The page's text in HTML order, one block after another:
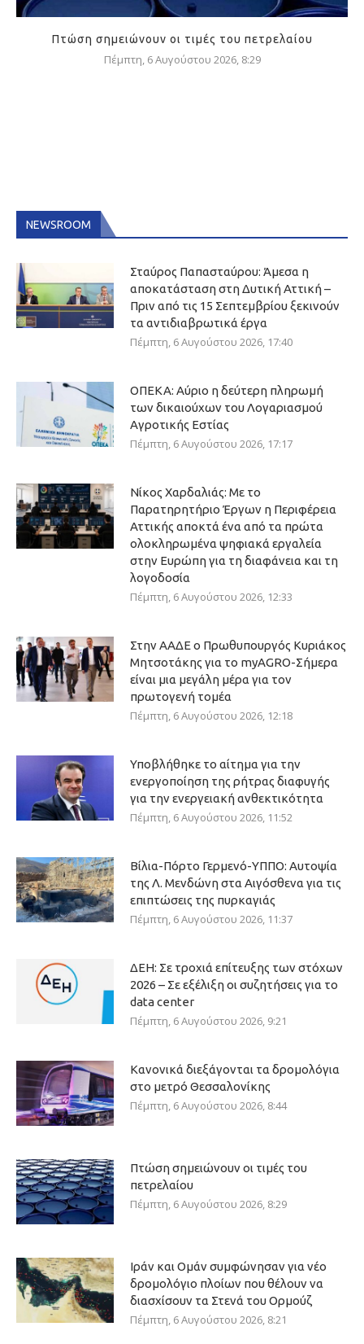
Πτώση σημειώνουν οι τιμές του πετρελαίου
Πέμπτη, 6 Αυγούστου 2026, 8:29
NEWSROOM
Σταύρος Παπασταύρου: Άμεσα η
αποκατάσταση στη Δυτική Αττική –
Πριν από τις 15 Σεπτεμβρίου ξεκινούν
τα αντιδιαβρωτικά έργα
Πέμπτη, 6 Αυγούστου 2026, 17:40
ΟΠΕΚΑ: Αύριο η δεύτερη πληρωμή
των δικαιούχων του Λογαριασμού
Αγροτικής Εστίας
Πέμπτη, 6 Αυγούστου 2026, 17:17
Νίκος Χαρδαλιάς: Με το
Παρατηρητήριο Έργων η Περιφέρεια
Αττικής αποκτά ένα από τα πρώτα
ολοκληρωμένα ψηφιακά εργαλεία
στην Ευρώπη για τη διαφάνεια και τη
λογοδοσία
Πέμπτη, 6 Αυγούστου 2026, 12:33
Στην ΑΑΔΕ ο Πρωθυπουργός Κυριάκος
Μητσοτάκης για το myAGRO-Σήμερα
είναι μια μεγάλη μέρα για τον
πρωτογενή τομέα
Πέμπτη, 6 Αυγούστου 2026, 12:18
Υποβλήθηκε το αίτημα για την
ενεργοποίηση της ρήτρας διαφυγής
για την ενεργειακή ανθεκτικότητα
Πέμπτη, 6 Αυγούστου 2026, 11:52
Βίλια-Πόρτο Γερμενό-ΥΠΠΟ: Αυτοψία
της Λ. Μενδώνη στα Αιγόσθενα για τις
επιπτώσεις της πυρκαγιάς
Πέμπτη, 6 Αυγούστου 2026, 11:37
ΔΕΗ: Σε τροχιά επίτευξης των στόχων
2026 – Σε εξέλιξη οι συζητήσεις για το
data center
Πέμπτη, 6 Αυγούστου 2026, 9:21
Κανονικά διεξάγονται τα δρομολόγια
στο μετρό Θεσσαλονίκης
Πέμπτη, 6 Αυγούστου 2026, 8:44
Πτώση σημειώνουν οι τιμές του
πετρελαίου
Πέμπτη, 6 Αυγούστου 2026, 8:29
Ιράν και Ομάν συμφώνησαν για νέο
δρομολόγιο πλοίων που θέλουν να
διασχίσουν τα Στενά του Ορμούζ
Πέμπτη, 6 Αυγούστου 2026, 8:21